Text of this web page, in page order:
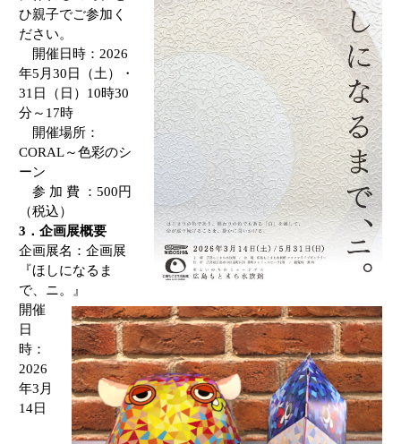
ひ親子でご参加く
ださい。
開催日時： 2026
年5 月 30 日（土）
・
31 日（日） 10時30
分～ 17時
開催場所：
CORAL～色彩のシ
ーン
参 加 費 ： 500円
（税込）
3 ．企画展概要
企画展名：企画展
『ほしになるま
で、ニ。』
開催
日
時：
2026
年3 月
14日